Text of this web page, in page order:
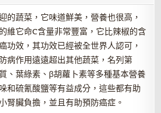
的蔬菜，它味道鮮美，營養也很高，
維它命C含量非常豐富，它比辣椒的含
功效，其功效已經被全世界人認可，
病作用遠遠超出其他蔬菜，名列第
、葉綠素、β胡蘿卜素等多種基本營養
和硫氰酸鹽等有益成分，這些都有助
腎臟負擔，並且有助預防癌症。